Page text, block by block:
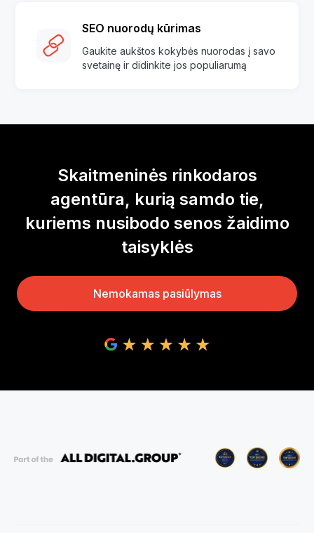
SEO nuorodų kūrimas
Gaukite aukštos kokybės nuorodas į savo
svetainę ir didinkite jos populiarumą
Skaitmeninės rinkodaros
agentūra, kurią samdo tie,
kuriems nusibodo senos žaidimo
taisyklės
Nemokamas pasiūlymas